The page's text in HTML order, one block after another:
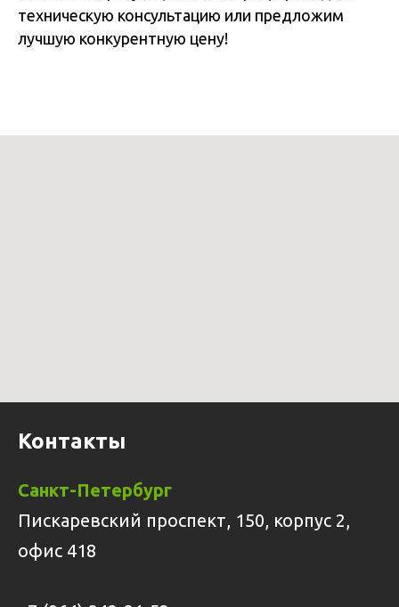
техническую консультацию или предложим
лучшую конкурентную цену!
Контакты
Санкт-Петербург
Пискаревский проспект, 150, корпус 2,
офис 418